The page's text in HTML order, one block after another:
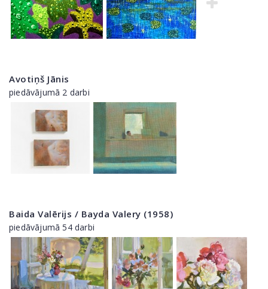
Avotiņš Jānis
piedāvājumā 2 darbi
Baida Valērijs / Bayda Valery (1958)
piedāvājumā 54 darbi